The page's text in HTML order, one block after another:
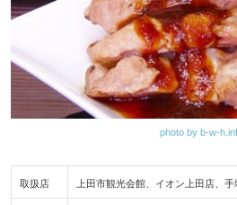
photo by b-w-
取扱店 上田市観光会館、イオン上田店、